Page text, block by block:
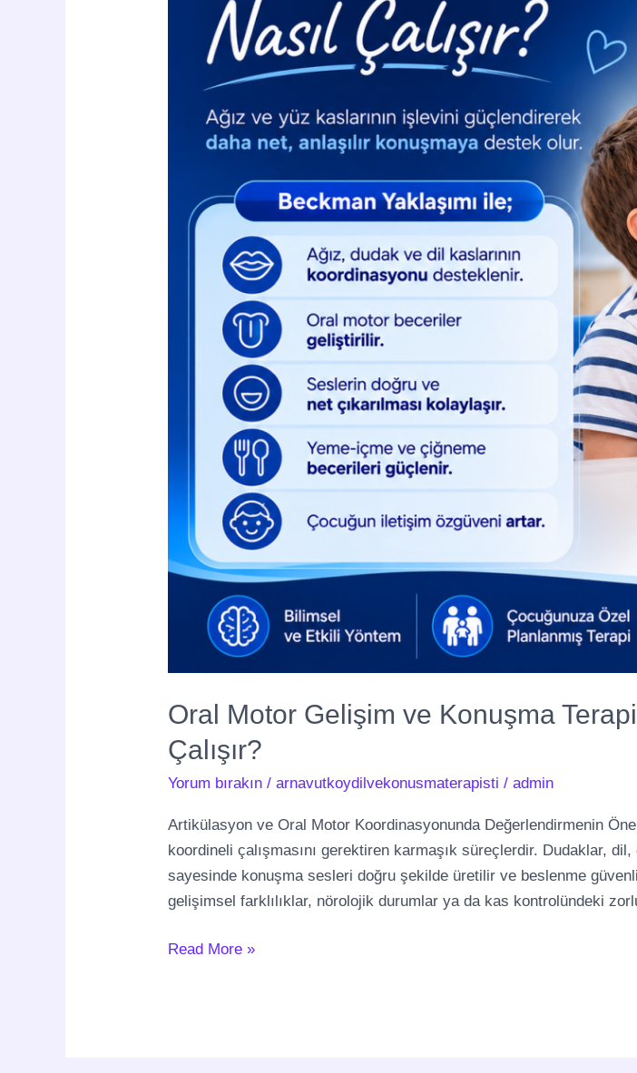
Oral Motor Gelişim ve Konuşma
Çalışır?
Yorum bırakın /arnavutkoydilvekonusmaterapisti /admin
Artikülasyon ve Oral Motor Koordinasyonunda Değerlendirmenin
koordineli çalışmasını gerektiren karmaşık süreçlerdir. Dudaklar,
sayesinde konuşma sesleri doğru şekilde üretilir ve beslenme
gelişimsel farklılıklar, nörolojik durumlar ya da kas kontrolündeki
Çalışır?
Read More »